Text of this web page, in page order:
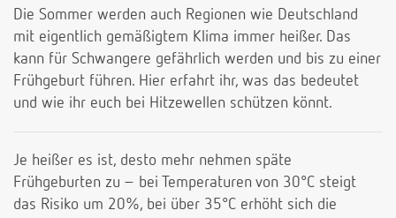
Die Sommer werden auch Regionen wie Deutschland
mit eigentlich gemäßigtem Klima immer heißer. Das
kann für Schwangere gefährlich werden und bis zu einer
Frühgeburt führen. Hier erfahrt ihr, was das bedeutet
und wie ihr euch bei Hitzewellen schützen könnt.
Je heißer es ist, desto mehr nehmen späte
Frühgeburten zu – bei Temperaturen von 30°C steigt
das Risiko um 20%, bei über 35°C erhöht sich die